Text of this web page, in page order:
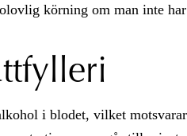
körning om man inte har
i blodet, vilket motsvarar